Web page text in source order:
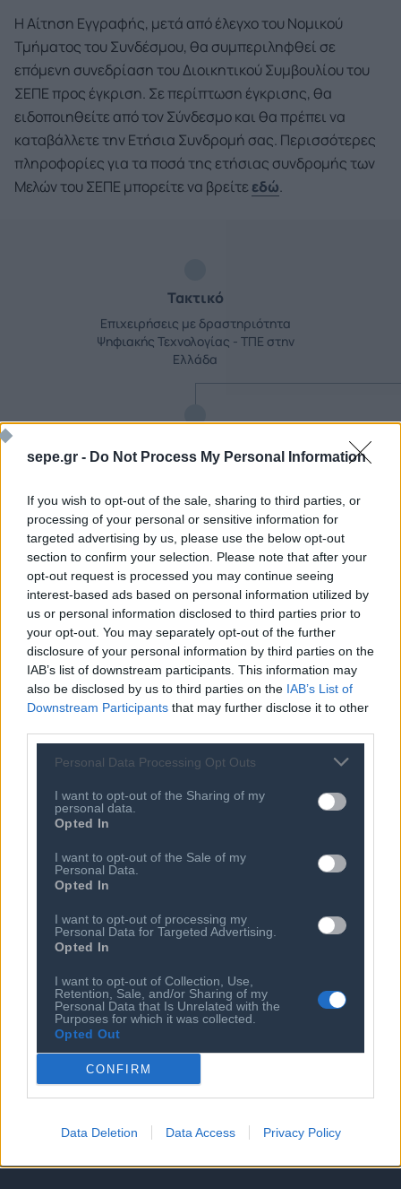
sepe.gr - Do Not Process My Personal Information
If you wish to opt-out of the sale, sharing to third parties, or
processing of your personal or sensitive information for
targeted advertising by us, please use the below opt-out
section to confirm your selection. Please note that after your
opt-out request is processed you may continue seeing
interest-based ads based on personal information utilized by
us or personal information disclosed to third parties prior to
your opt-out. You may separately opt-out of the further
disclosure of your personal information by third parties on the
IAB’s list of downstream participants. This information may
also be disclosed by us to third parties on the IAB’s List of
Downstream Participants that may further disclose it to other
Personal Data Processing Opt Outs
I want to opt-out of the Sharing of my
personal data.
Opted In
I want to opt-out of the Sale of my
Personal Data.
Opted In
I want to opt-out of processing my
Personal Data for Targeted Advertising.
Opted In
I want to opt-out of Collection, Use,
Retention, Sale, and/or Sharing of my
Personal Data that Is Unrelated with the
Purposes for which it was collected.
Opted Out
CONFIRM
Data Deletion Data Access Privacy Policy
Η Αίτηση Εγγραφής, μετά από έλεγχο του Νομικού
Τμήματος του Συνδέσμου, θα συμπεριληφθεί σε
επόμενη συνεδρίαση του Διοικητικού Συμβουλίου του
ΣΕΠΕ προς έγκριση. Σε περίπτωση έγκρισης, θα
ειδοποιηθείτε από τον Σύνδεσμο και θα πρέπει να
καταβάλλετε την Ετήσια Συνδρομή σας. Περισσότερες
πληροφορίες για τα ποσά της ετήσιας συνδρομής των
Μελών του ΣΕΠΕ μπορείτε να βρείτε εδώ.
Τακτικό
Επιχειρήσεις με δραστηριότητα
Ψηφιακής Τεχνολογίας - ΤΠΕ στην
Ελλάδα
Επιχειρήσεις λοιπών
Ειδικό (Σύνδεσμοι)
Σύνδεσμοι επιχειρήσεων
Ψηφιακής Τεχνολογίας - ΤΠΕ στην
Ελλάδα
Ειδικό (Ευρώπης)
Επιχειρήσεις με δραστηριότητα
Ψηφιακής Τεχνολογίας - ΤΠΕ με
Ποιος είναι ο ΣΕΠΕ
Καταστατικό
Κώδικας Δεοντολογίας
Κανονισμός Διαιτησίας
Ιστορικό
Διοικητικό Συμβούλιο/
Διοικητικό Προσωπικό &
Επιχειρήσεις - Μέλη
Εγγραφή Νέου Μέλους